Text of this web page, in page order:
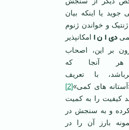
جوید یا اینکه بیان
و خواندن ژنوم
دی ا ن ا امکانپذیر
بر این، اصحاب
هر آنجا که
با تعریف
های کمی»[2]
کیفیت را به کمیت
و به سنجش در
بارز آن را در